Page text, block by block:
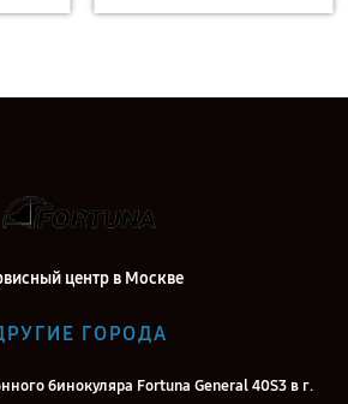
центр в Москве
ГОРОДА
бинокуляра Fortuna General 40S3 в г.